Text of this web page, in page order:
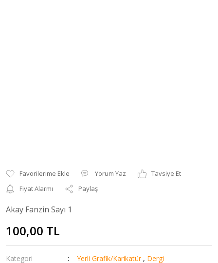
Yorum Yaz
Tavsiye Et
Fiyat Alarmı
Paylaş
Akay Fanzin Sayı 1
100,00 TL
Kategori Yerli Grafik/Karikatür , Dergi